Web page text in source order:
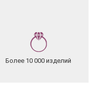
Более 10 000 изделий